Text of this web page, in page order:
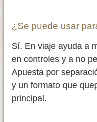
¿Se puede usar
Sí. En viaje ayuda a
en controles y a no
Apuesta por
y un formato que
principal.